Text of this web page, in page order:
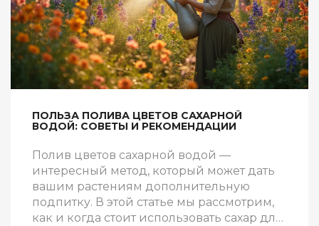
ПОЛЬЗА ПОЛИВА ЦВЕТОВ САХАРНОЙ
ВОДОЙ: СОВЕТЫ И РЕКОМЕНДАЦИИ
Полив цветов сахарной водой —
интересный метод, который может дать
вашим растениям дополнительную
подпитку. В этой статье мы рассмотрим,
как и когда стоит использовать сахар для